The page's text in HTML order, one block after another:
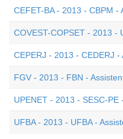
CEFET-BA - 2013 - CBPM -
COVEST-COPSET - 2013 -
CEPERJ - 2013 - CEDERJ
FGV - 2013 - FBN -
UPENET - 2013 - SESC-
UFBA - 2013 - UFBA -